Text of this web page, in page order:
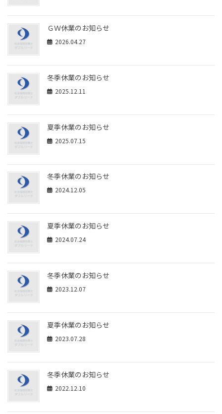
ＧＷ休業のお知らせ
2026.04.27
冬季休業のお知らせ
2025.12.11
夏季休業のお知らせ
2025.07.15
冬季休業のお知らせ
2024.12.05
夏季休業のお知らせ
2024.07.24
冬季休業のお知らせ
2023.12.07
夏季休業のお知らせ
2023.07.28
冬季休業のお知らせ
2022.12.10